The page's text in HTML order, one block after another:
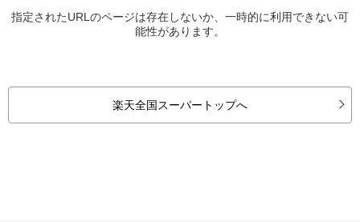
指定されたURLのページは存在しないか、一時的に利用できない可
能性があります。
楽天全国スーパートップへ